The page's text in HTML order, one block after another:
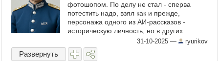
фотошопом. По делу не стал - сперва
потестить надо, взял как и прежде,
персонажа одного из АИ-рассказов -
историческую личность, но в других
условиях и в возрасте, фото в котором в
реале не имеется, и... ...узнаваем? ...
31-10-2025 — ryurikov
Развернуть